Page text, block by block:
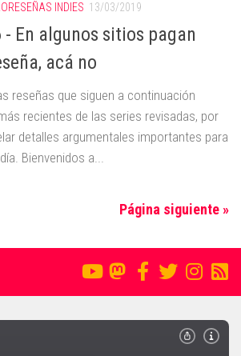
INDIES 13/03/2019
- En algunos sitios pagan
acá no
reseñas que siguen a continuación
recientes de las series revisadas, por
detalles argumentales importantes para
Bienvenidos a...
Página siguiente »